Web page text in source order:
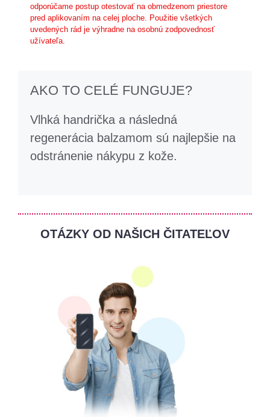
odporúčame postup otestovať na obmedzenom priestore
pred aplikovaním na celej ploche. Použitie všetkých
uvedených rád je výhradne na osobnú zodpovednosť
užívateľa.
AKO TO CELÉ FUNGUJE?
Vlhká handrička a následná
regenerácia balzamom sú najlepšie na
odstránenie nákypu z kože.
OTÁZKY OD NAŠICH ČITATEĽOV